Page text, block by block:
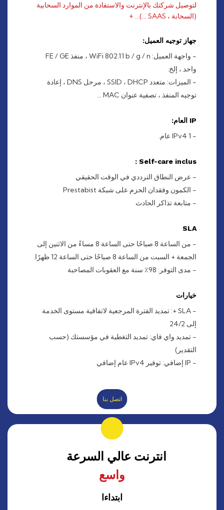
لتوصيل شركتك بالإنترنت والاستفادة من الموارد السحابية
(السحابة ، SAAS ...)…
+
جهاز توجيه العميل:
- واجهة العميل: WiFi 802.11 b / g / n ، منفذ FE / GE
واحد ، إلخ.
- الميزات: متعدد SSID ، DHCP ، مرحل DNS ، إعادة
توجيه المنفذ ، تصفية عنوان MAC ...
IP العام:
- 1 IPv4 عام.
Self-care inclus :
- عرض النطاق الترددي في الوقت الحقيقي
- الكمون وفقدان الحزم على شبكة Prestabist
- متابعة تذاكر الحادث
SLA
- من الساعة 8 صباحًا حتى الساعة 8 مساءً من الاثنين إلى
الجمعة + السبت من الساعة 8 صباحًا حتى الساعة 12 ظهرًا.
- مدى التوفر: 98٪ سنة مع العقوبات المصاحبة
خيارات
- SLA +: تمديد الفترة المرجعية لاتفاقية مستوى الخدمة
إلى 24/2
- تمديد واي فاي: تمديد التغطية في مؤسستك (حسب
التقدير)
- IP إضافي: توفير IPv4 عام إضافي
اتصل بنا
انترنت عالي السرعة
واسع
ابتداءا